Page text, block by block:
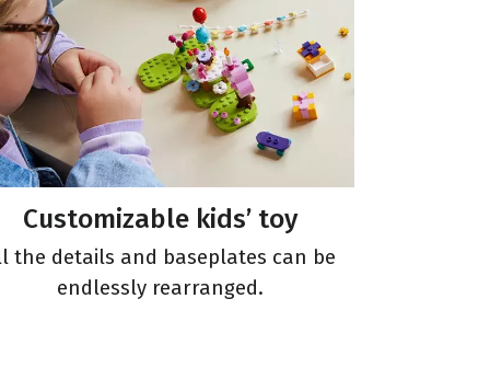
Customizable kids’ toy
the details and baseplates can be
endlessly rearranged.